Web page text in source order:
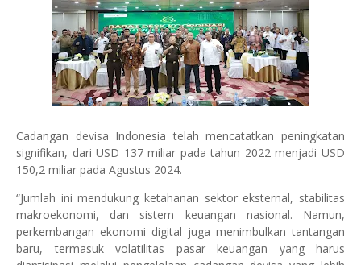
Cadangan devisa Indonesia telah mencatatkan peningkatan
signifikan, dari USD 137 miliar pada tahun 2022 menjadi USD
150,2 miliar pada Agustus 2024.
“Jumlah ini mendukung ketahanan sektor eksternal, stabilitas
makroekonomi, dan sistem keuangan nasional. Namun,
perkembangan ekonomi digital juga menimbulkan tantangan
baru, termasuk volatilitas pasar keuangan yang harus